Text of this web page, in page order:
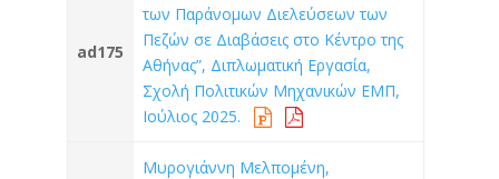
ad175
των Παράνομων Διελεύσεων των
Πεζών σε Διαβάσεις στο Κέντρο της
Αθήνας”, Διπλωματική Εργασία,
Σχολή Πολιτικών Μηχανικών ΕΜΠ,
Ιούλιος 2025.
Μυρογιάννη Μελπομένη,